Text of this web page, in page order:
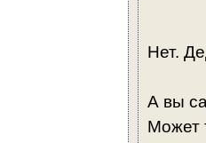
Нет.
А вы
Может